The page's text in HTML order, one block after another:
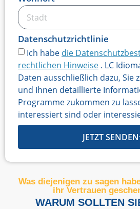
Datenschutzrichtlinie
Ich habe die
rechtlichen Hinweise . LC
Daten ausschließlich dazu, Sie
und Ihnen detaillierte
Programme zukommen zu
interessiert sind oder
JETZT SENDEN
Was diejenigen zu sagen
ihr Vertrauen
WARUM SOLLTEN